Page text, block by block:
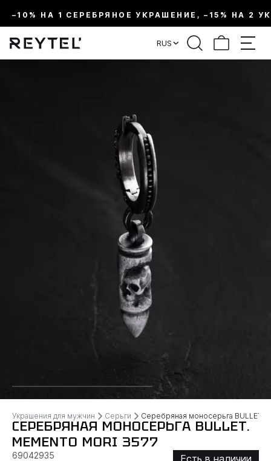
–10% НА 1 СЕРЕБРЯНОЕ УКРАШЕНИЕ, –15% НА 2
RUS
Украшения для мужчин Серьги Серебряная моносерьга BULLET.
СЕРЕБРЯНАЯ МОНОСЕРЬГА BULLET.
MEMENTO MORI 3577
69042935